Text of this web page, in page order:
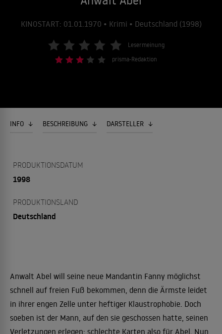
KINOSTART: 01.01.1970 • Krimi • Deutschland (1998)
Lesermeinung
prisma-Redaktion
INFO BESCHREIBUNG DARSTELLER
PRODUKTIONSDATUM
1998
PRODUKTIONSLAND
Deutschland
Anwalt Abel will seine neue Mandantin Fanny möglichst
schnell auf freien Fuß bekommen, denn die Ärmste leidet
in ihrer engen Zelle unter heftiger Klaustrophobie. Doch
soeben ist der Mann, auf den sie geschossen hatte, seinen
Verletzungen erlegen; schlechte Karten also für Abel. Nun